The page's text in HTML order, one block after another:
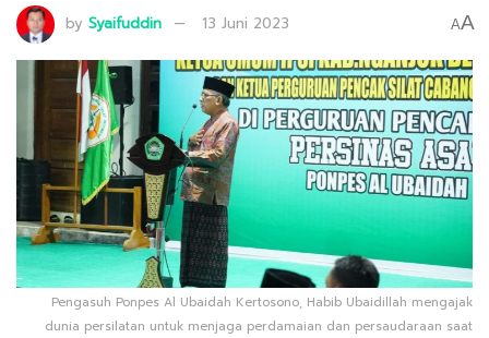
by Syaifuddin 13 Juni 2023 AA
Pengasuh Ponpes Al Ubaidah Kertosono, Habib Ubaidillah mengajak
dunia persilatan untuk menjaga perdamaian dan persaudaraan saat